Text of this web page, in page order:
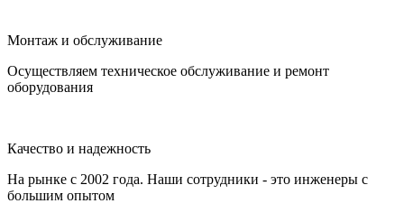
Монтаж и обслуживание
Осуществляем техническое обслуживание и ремонт
оборудования
Качество и надежность
На рынке с 2002 года. Наши сотрудники - это инженеры с
большим опытом